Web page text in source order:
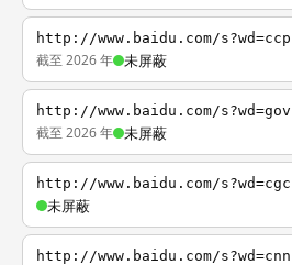
http://www.baidu.com/s?wd=ccp
截至 2026 年 未屏蔽
http://www.baidu.com/s?wd=gov
截至 2026 年 未屏蔽
http://www.baidu.com/s?wd=cgc
未屏蔽
http://www.baidu.com/s?wd=cnn